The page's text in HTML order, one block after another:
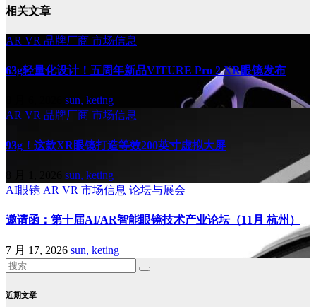
相关文章
AR VR 品牌厂商 市场信息
63g轻量化设计！五周年新品VITURE Pro 2 XR眼镜发布
sun, keting
AR VR 品牌厂商 市场信息
93g！这款XR眼镜打造等效200英寸虚拟大屏
sun, keting
AI眼镜 AR VR 市场信息 论坛与展会
邀请函：第十届AI/AR智能眼镜技术产业论坛（11月 杭州）
7 月 17, 2026 sun, keting
近期文章